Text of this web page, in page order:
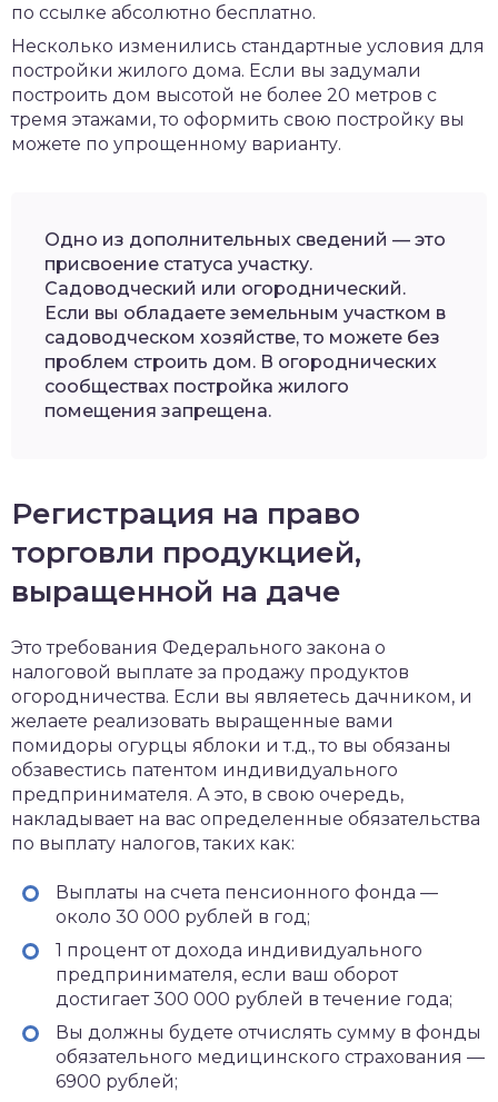
по ссылке абсолютно бесплатно.
Несколько изменились стандартные условия для
постройки жилого дома. Если вы задумали
построить дом высотой не более 20 метров с
тремя этажами, то оформить свою постройку вы
можете по упрощенному варианту.
Одно из дополнительных сведений — это
присвоение статуса участку.
Садоводческий или огороднический.
Если вы обладаете земельным участком в
садоводческом хозяйстве, то можете без
проблем строить дом. В огороднических
сообществах постройка жилого
помещения запрещена.
Регистрация на право
торговли продукцией,
выращенной на даче
Это требования Федерального закона о
налоговой выплате за продажу продуктов
огородничества. Если вы являетесь дачником, и
желаете реализовать выращенные вами
помидоры огурцы яблоки и т.д., то вы обязаны
обзавестись патентом индивидуального
предпринимателя. А это, в свою очередь,
накладывает на вас определенные обязательства
по выплату налогов, таких как:
Выплаты на счета пенсионного фонда —
около 30 000 рублей в год;
1 процент от дохода индивидуального
предпринимателя, если ваш оборот
достигает 300 000 рублей в течение года;
Вы должны будете отчислять сумму в фонды
обязательного медицинского страхования —
6900 рублей;